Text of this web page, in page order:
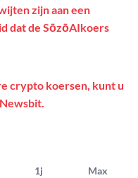
1j Max
zijn aan een
dat de SōzōAIkoers
crypto koersen, kunt u